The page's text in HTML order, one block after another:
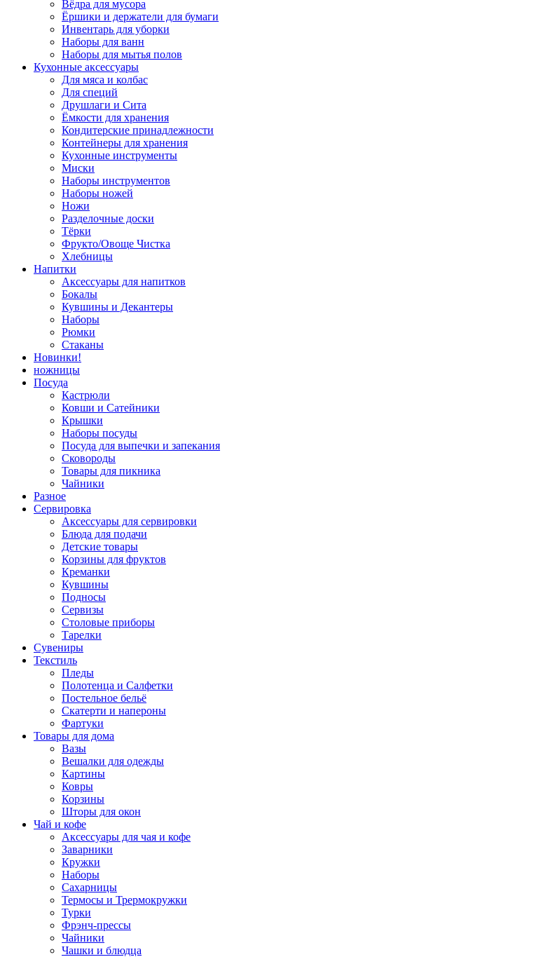
Вёдра для мусора
Ёршики и держатели для бумаги
Инвентарь для уборки
Наборы для ванн
Наборы для мытья полов
Кухонные аксессуары
Для мяса и колбас
Для специй
Друшлаги и Сита
Ёмкости для хранения
Кондитерские принадлежности
Контейнеры для хранения
Кухонные инструменты
Миски
Наборы инструментов
Наборы ножей
Ножи
Разделочные доски
Тёрки
Фрукто/Овоще Чистка
Хлебницы
Напитки
Аксессуары для напитков
Бокалы
Кувшины и Декантеры
Наборы
Рюмки
Стаканы
Новинки!
ножницы
Посуда
Кастрюли
Ковши и Сатейники
Крышки
Наборы посуды
Посуда для выпечки и запекания
Сковороды
Товары для пикника
Чайники
Разное
Сервировка
Аксессуары для сервировки
Блюда для подачи
Детские товары
Корзины для фруктов
Креманки
Кувшины
Подносы
Сервизы
Столовые приборы
Тарелки
Сувениры
Текстиль
Пледы
Полотенца и Салфетки
Постельное бельё
Скатерти и напероны
Фартуки
Товары для дома
Вазы
Вешалки для одежды
Картины
Ковры
Корзины
Шторы для окон
Чай и кофе
Аксессуары для чая и кофе
Заварники
Кружки
Наборы
Сахарницы
Термосы и Трермокружки
Турки
Фрэнч-прессы
Чайники
Чашки и блюдца